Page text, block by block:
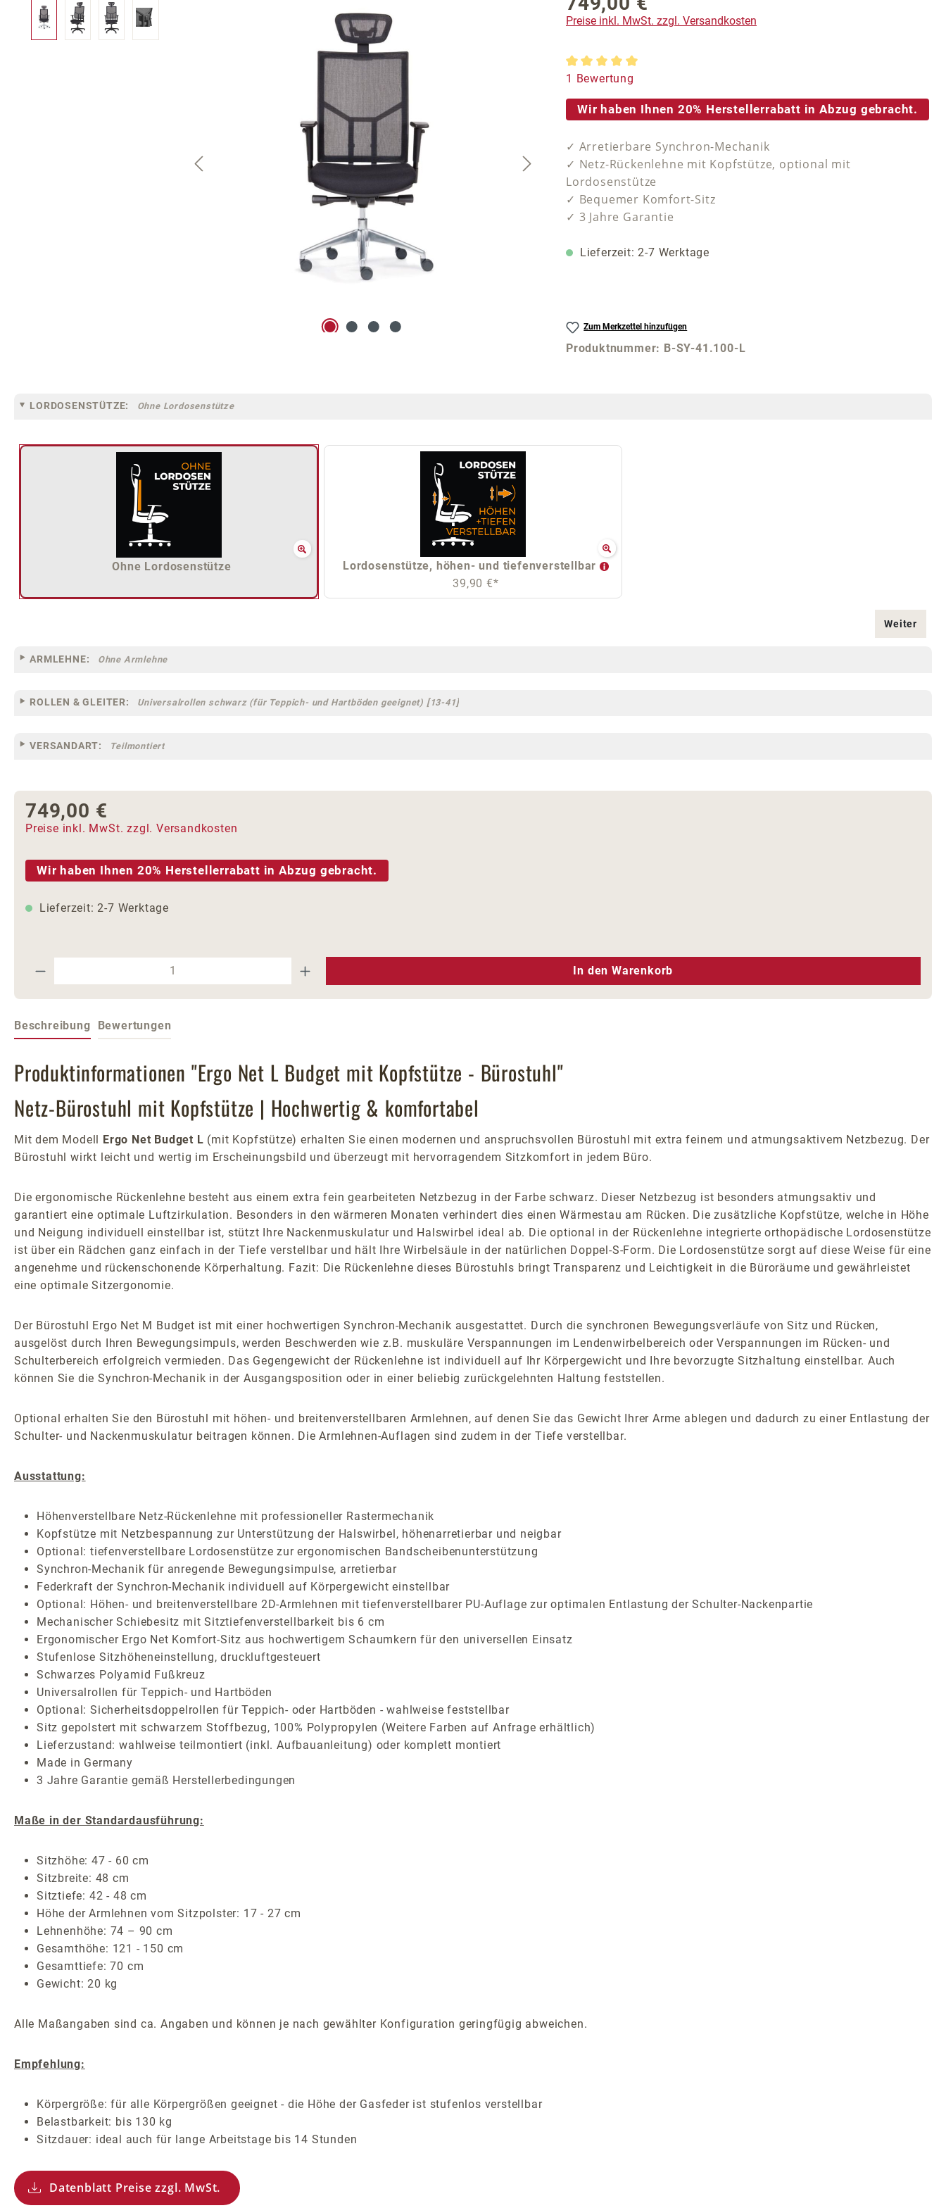
Preise inkl. MwSt. zzgl. Versandkosten
Durchschnittliche Bewertung von 5 von 5 Sternen
1 Bewertung
Wir haben Ihnen 20% Herstellerrabatt in Abzug gebracht.
✓ Arretierbare Synchron-Mechanik
✓ Netz-Rückenlehne mit Kopfstütze, optional mit
Lordosenstütze
✓ Bequemer Komfort-Sitz
✓ 3 Jahre Garantie
Lieferzeit: 2-7 Werktage
Zum Merkzettel hinzufügen
Produktnummer: B-SY-41.100-L
LORDOSENSTÜTZE: Ohne Lordosenstütze
Ohne Lordosenstütze
Lordosenstütze, höhen- und tiefenverstellbar
39,90 €*
Weiter
ARMLEHNE: Ohne Armlehne
ROLLEN & GLEITER: Universalrollen schwarz (für Teppich- und Hartböden geeignet) [13-41]
VERSANDART: Teilmontiert
Regulärer Preis:
749,00 €
Preise inkl. MwSt. zzgl. Versandkosten
Wir haben Ihnen 20% Herstellerrabatt in Abzug gebracht.
Lieferzeit: 2-7 Werktage
Produkt Anzahl: Gib den gewünschten Wert ein oder benutze die Schaltflächen um die Anzahl zu erhöhen oder zu
In den Warenkorb
Beschreibung Bewertungen
Produktinformationen "Ergo Net L Budget mit Kopfstütze - Bürostuhl"
Netz-Bürostuhl mit Kopfstütze | Hochwertig & komfortabel
Mit dem Modell Ergo Net Budget L (mit Kopfstütze) erhalten Sie einen modernen und anspruchsvollen Bürostuhl mit extra feinem und atmungsaktivem Netzbezug. Der
Bürostuhl wirkt leicht und wertig im Erscheinungsbild und überzeugt mit hervorragendem Sitzkomfort in jedem Büro.
Die ergonomische Rückenlehne besteht aus einem extra fein gearbeiteten Netzbezug in der Farbe schwarz. Dieser Netzbezug ist besonders atmungsaktiv und
garantiert eine optimale Luftzirkulation. Besonders in den wärmeren Monaten verhindert dies einen Wärmestau am Rücken. Die zusätzliche Kopfstütze, welche in Höhe
und Neigung individuell einstellbar ist, stützt Ihre Nackenmuskulatur und Halswirbel ideal ab. Die optional in der Rückenlehne integrierte orthopädische Lordosenstütze
ist über ein Rädchen ganz einfach in der Tiefe verstellbar und hält Ihre Wirbelsäule in der natürlichen Doppel-S-Form. Die Lordosenstütze sorgt auf diese Weise für eine
angenehme und rückenschonende Körperhaltung. Fazit: Die Rückenlehne dieses Bürostuhls bringt Transparenz und Leichtigkeit in die Büroräume und gewährleistet
eine optimale Sitzergonomie.
Der Bürostuhl Ergo Net M Budget ist mit einer hochwertigen Synchron-Mechanik ausgestattet. Durch die synchronen Bewegungsverläufe von Sitz und Rücken,
ausgelöst durch Ihren Bewegungsimpuls, werden Beschwerden wie z.B. muskuläre Verspannungen im Lendenwirbelbereich oder Verspannungen im Rücken- und
Schulterbereich erfolgreich vermieden. Das Gegengewicht der Rückenlehne ist individuell auf Ihr Körpergewicht und Ihre bevorzugte Sitzhaltung einstellbar. Auch
können Sie die Synchron-Mechanik in der Ausgangsposition oder in einer beliebig zurückgelehnten Haltung feststellen.
Optional erhalten Sie den Bürostuhl mit höhen- und breitenverstellbaren Armlehnen, auf denen Sie das Gewicht Ihrer Arme ablegen und dadurch zu einer Entlastung der
Schulter- und Nackenmuskulatur beitragen können. Die Armlehnen-Auflagen sind zudem in der Tiefe verstellbar.
Ausstattung:
Höhenverstellbare Netz-Rückenlehne mit professioneller Rastermechanik
Kopfstütze mit Netzbespannung zur Unterstützung der Halswirbel, höhenarretierbar und neigbar
Optional: tiefenverstellbare Lordosenstütze zur ergonomischen Bandscheibenunterstützung
Synchron-Mechanik für anregende Bewegungsimpulse, arretierbar
Federkraft der Synchron-Mechanik individuell auf Körpergewicht einstellbar
Optional: Höhen- und breitenverstellbare 2D-Armlehnen mit tiefenverstellbarer PU-Auflage zur optimalen Entlastung der Schulter-Nackenpartie
Mechanischer Schiebesitz mit Sitztiefenverstellbarkeit bis 6 cm
Ergonomischer Ergo Net Komfort-Sitz aus hochwertigem Schaumkern für den universellen Einsatz
Stufenlose Sitzhöheneinstellung, druckluftgesteuert
Schwarzes Polyamid Fußkreuz
Universalrollen für Teppich- und Hartböden
Optional: Sicherheitsdoppelrollen für Teppich- oder Hartböden - wahlweise feststellbar
Sitz gepolstert mit schwarzem Stoffbezug, 100% Polypropylen (Weitere Farben auf Anfrage erhältlich)
Lieferzustand: wahlweise teilmontiert (inkl. Aufbauanleitung) oder komplett montiert
Made in Germany
3 Jahre Garantie gemäß Herstellerbedingungen
Maße in der Standardausführung:
Sitzhöhe: 47 - 60 cm
Sitzbreite: 48 cm
Sitztiefe: 42 - 48 cm
Höhe der Armlehnen vom Sitzpolster: 17 - 27 cm
Lehnenhöhe: 74 – 90 cm
Gesamthöhe: 121 - 150 cm
Gesamttiefe: 70 cm
Gewicht: 20 kg
Alle Maßangaben sind ca. Angaben und können je nach gewählter Konfiguration geringfügig abweichen.
Empfehlung:
Körpergröße: für alle Körpergrößen geeignet - die Höhe der Gasfeder ist stufenlos verstellbar
Belastbarkeit: bis 130 kg
Sitzdauer: ideal auch für lange Arbeitstage bis 14 Stunden
Datenblatt Preise zzgl. MwSt.